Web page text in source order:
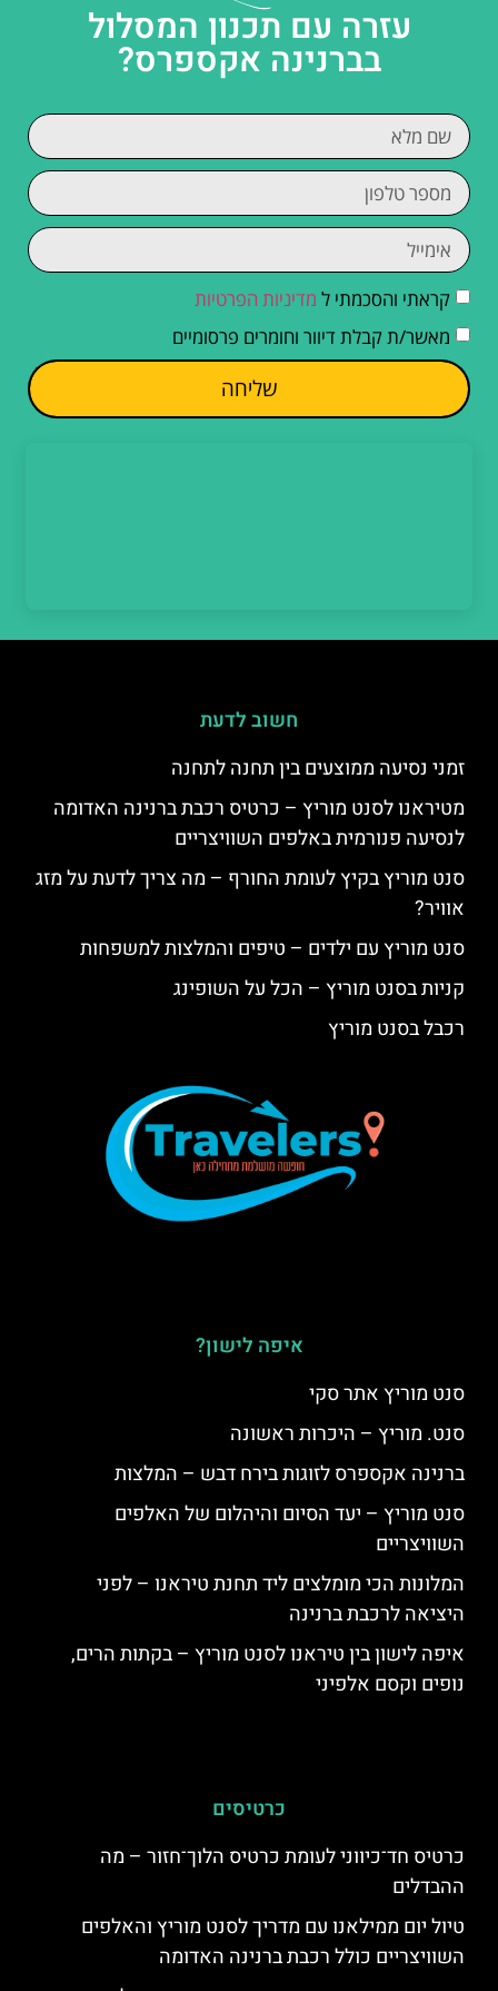
עזרה עם תכנון המסלול
בברנינה אקספרס?
קראתי והסכמתי ל מדיניות הפרטיות
מאשר/ת קבלת דיוור וחומרים פרסומיים
שליחה
חשוב לדעת
זמני נסיעה ממוצעים בין תחנה לתחנה
מטיראנו לסנט מוריץ – כרטיס רכבת ברנינה האדומה
לנסיעה פנורמית באלפים השוויצריים
סנט מוריץ בקיץ לעומת החורף – מה צריך לדעת על מזג
אוויר?
סנט מוריץ עם ילדים – טיפים והמלצות למשפחות
קניות בסנט מוריץ – הכל על השופינג
רכבל בסנט מוריץ
איפה לישון?
סנט מוריץ אתר סקי
סנט. מוריץ – היכרות ראשונה
ברנינה אקספרס לזוגות בירח דבש – המלצות
סנט מוריץ – יעד הסיום והיהלום של האלפים
השוויצריים
המלונות הכי מומלצים ליד תחנת טיראנו – לפני
היציאה לרכבת ברנינה
איפה לישון בין טיראנו לסנט מוריץ – בקתות הרים,
נופים וקסם אלפיני
כרטיסים
כרטיס חד־כיווני לעומת כרטיס הלוך־חזור – מה
ההבדלים
טיול יום ממילאנו עם מדריך לסנט מוריץ והאלפים
השוויצריים כולל רכבת ברנינה האדומה